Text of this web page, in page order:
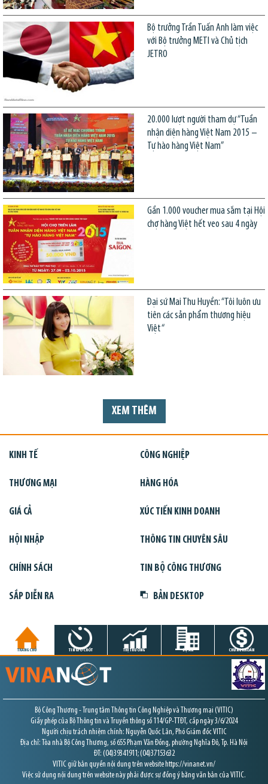
Bộ trưởng Trần Tuấn Anh làm việc
với Bộ trưởng METI và Chủ tịch
JETRO
20.000 lượt người tham dự “Tuần
nhận diện hàng Việt Nam 2015 –
Tự hào hàng Việt Nam”
Gần 1.000 voucher mua sắm tại Hội
chợ hàng Việt hết veo sau 4 ngày
Đại sứ Mai Thu Huyền: “Tôi luôn ưu
tiên các sản phẩm thương hiệu
Việt“
XEM THÊM
KINH TẾ CÔNG NGHIỆP
THƯƠNG MẠI HÀNG HÓA
GIÁ CẢ XÚC TIẾN KINH DOANH
HỘI NHẬP THÔNG TIN CHUYÊN SÂU
CHÍNH SÁCH TIN BỘ CÔNG THƯƠNG
SẮP DIỄN RA BẢN DESKTOP
TRANG CHỦ TIN GIỜ CHÓT THỊ TRƯỜNG DỰ ÁN CHỨNG KHOÁN
Bộ Công Thương - Trung tâm Thông tin Công Nghiệp và Thương mại (VITIC)
Giấy phép của Bộ Thông tin và Truyền thông số 114/GP-TTĐT, cấp ngày 3/6/2024
Người chịu trách nhiệm chính: Nguyễn Quốc Lân, Phó Giám đốc VITIC
Địa chỉ: Tòa nhà Bộ Công Thương, số 655 Phạm Văn Đồng, phường Nghĩa Đô, Tp. Hà Nội
ĐT: (04)39341911; (04)37153632
VITIC giữ bản quyền nội dung trên website https://vinanet.vn/
Việc sử dụng nội dung trên website này phải được sự đồng ý bằng văn bản của VITIC.